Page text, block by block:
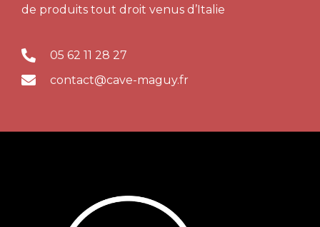
de produits tout droit venus d’Italie
05 62 11 28 27
contact@cave-maguy.fr